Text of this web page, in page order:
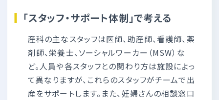
「スタッフ・サポート体制」で考える
産科の主なスタッフは医師、助産師、看護師、薬
剤師、栄養士、ソーシャルワーカー（MSW）な
ど。人員や各スタッフとの関わり方は施設によっ
て異なりますが、これらのスタッフがチームで出
産をサポートします。また、妊婦さんの相談窓口